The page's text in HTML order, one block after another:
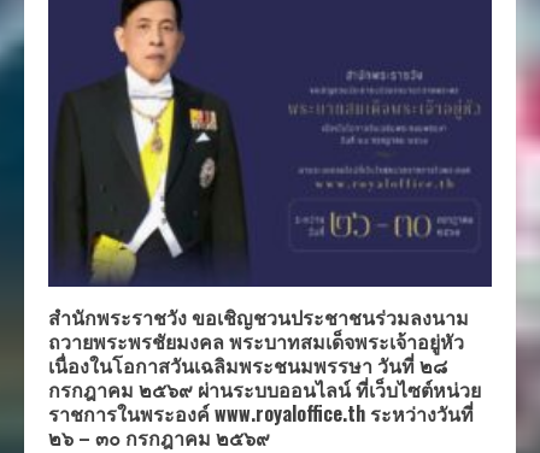
สำนักพระราชวัง ขอเชิญชวนประชาชนร่วมลงนาม
ถวายพระพรชัยมงคล พระบาทสมเด็จพระเจ้าอยู่หัว
เนื่องในโอกาสวันเฉลิมพระชนมพรรษา วันที่ ๒๘
กรกฎาคม ๒๕๖๙ ผ่านระบบออนไลน์ ที่เว็บไซต์หน่วย
ราชการในพระองค์ www.royaloffice.th ระหว่างวันที่
๒๖ – ๓๐ กรกฎาคม ๒๕๖๙